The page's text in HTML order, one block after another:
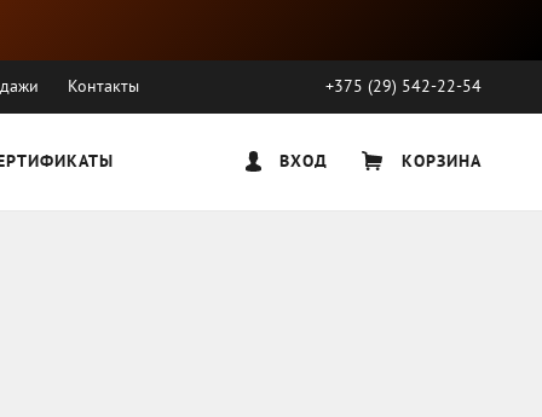
Контакты +375 (29) 542-22-54
ВХОД КОРЗИНА